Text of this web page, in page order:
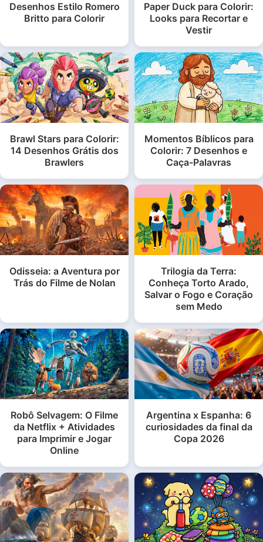
Desenhos Estilo Romero
Britto para Colorir
Paper Duck para Colorir:
Looks para Recortar e
Vestir
Brawl Stars para Colorir:
14 Desenhos Grátis dos
Brawlers
Momentos Bíblicos para
Colorir: 7 Desenhos e
Caça-Palavras
Odisseia: a Aventura por
Trás do Filme de Nolan
Trilogia da Terra:
Conheça Torto Arado,
Salvar o Fogo e Coração
sem Medo
Robô Selvagem: O Filme
da Netflix + Atividades
para Imprimir e Jogar
Online
Argentina x Espanha: 6
curiosidades da final da
Copa 2026